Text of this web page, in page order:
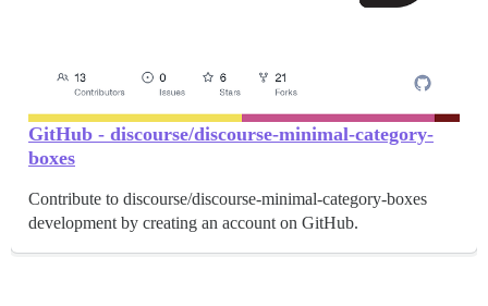
GitHub - discourse/discourse-minimal-category-
boxes
Contribute to discourse/discourse-minimal-category-boxes
development by creating an account on GitHub.